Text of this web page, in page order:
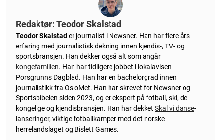
Redaktør: Teodor Skalstad
Teodor Skalstad er journalist i Newsner. Han har flere års
erfaring med journalistisk dekning innen kjendis-, TV- og
sportsbransjen. Han dekker også alt som angår
kongefamilien. Han har tidligere jobbet i lokalavisen
Porsgrunns Dagblad. Han har en bachelorgrad innen
journalistikk fra OsloMet. Han har skrevet for Newsner og
Sportsbibelen siden 2023, og er ekspert på fotball, ski, de
kongelige og kjendisbransjen. Han har dekket Skal vi danse-
lanseringer, viktige fotballkamper med det norske
herrelandslaget og Bislett Games.